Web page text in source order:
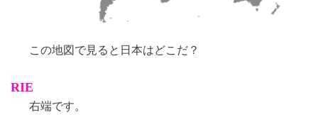
この地図で見ると日本はどこだ？
RIE
右端です。